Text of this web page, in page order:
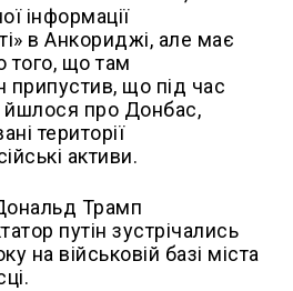
інформації
в Анкориджі, але має
що там
припустив, що під час
йшлося про Донбас,
території
активи.
Трамп
путін зустрічались
на військовій базі міста